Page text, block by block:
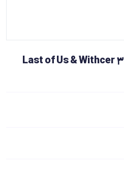
اکانت قانونی باندل بازی Last of Us & Withcer 3